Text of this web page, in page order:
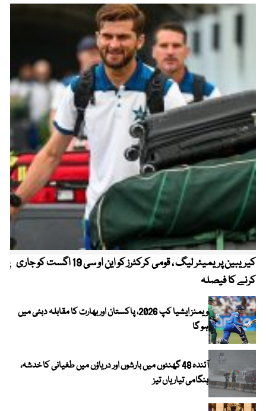
کیریبین پریمیئر لیگ ، قومی کرکٹرز کو این او سی 19 اگست کو جاری
کرنے کا فیصلہ
ویمنز ایشیا کپ 2026، پاکستان اور بھارت کا مقابلہ دبئی میں
ہو گا
آئندہ 48 گھنٹوں میں بارشوں اور دریاؤں میں طغیانی کا خدشہ،
ہنگامی تیاریاں تیز